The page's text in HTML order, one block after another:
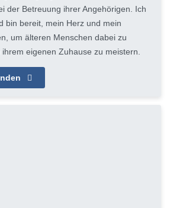
der Betreuung ihrer Angehörigen. Ich
bin bereit, mein Herz und mein
um älteren Menschen dabei zu
eigenen Zuhause zu meistern.